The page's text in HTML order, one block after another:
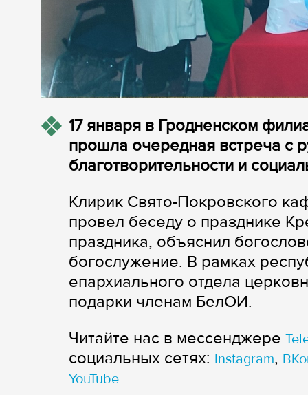
17 января в Гродненском
прошла очередная встреча с
благотворительности и
Клирик Свято-Покровского
провел беседу о празднике
праздника, объяснил
богослужение. В рамках
епархиального отдела
подарки членам БелОИ.
Читайте нас в мессенджере
cоциальных сетях: Instagram,
YouTube